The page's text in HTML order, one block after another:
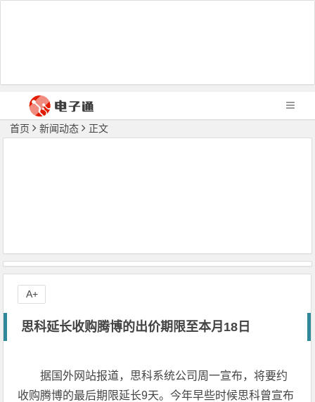
首页 新闻动态 正文
思科延长收购腾博的出价期限至本月18日
据国外网站报道，思科系统公司周一宣布，将要约
收购腾博的最后期限延长9天。今年早些时候思科曾宣布
A+